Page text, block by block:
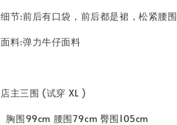
细节:前后有口袋，前后都是裙，松紧腰围
面料:弹力牛仔面料
店主三围 (试穿 XL )
胸围99cm 腰围79cm 臀围105cm